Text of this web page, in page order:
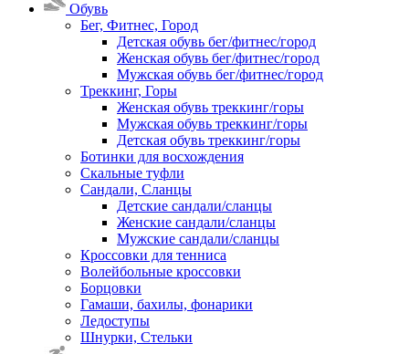
Обувь
Бег, Фитнес, Город
Детская обувь бег/фитнес/город
Женская обувь бег/фитнес/город
Мужская обувь бег/фитнес/город
Треккинг, Горы
Женская обувь треккинг/горы
Мужская обувь треккинг/горы
Детская обувь треккинг/горы
Ботинки для восхождения
Скальные туфли
Сандали, Сланцы
Детские сандали/сланцы
Женские сандали/сланцы
Мужские сандали/сланцы
Кроссовки для тенниса
Волейбольные кроссовки
Борцовки
Гамаши, бахилы, фонарики
Ледоступы
Шнурки, Стельки